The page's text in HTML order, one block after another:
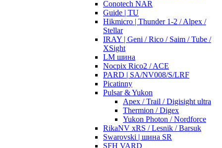
Conotech NAR
Guide | TU
Hikmicro | Thunder 1-2 / Alpex /
Stellar
IRAY | Geni / Rico / Saim / Tube /
XSight
LM шина
Nocpix Rico2 / ACE
PARD | SA/NV008/S/LRF
Picatinny
Pulsar & Yukon
Apex / Trail / Digisight ultra
Thermion / Digex
Yukon Photon / Nordforce
RikaNV xRS / Lesnik / Barsuk
Swarovski | шина SR
SFH VARD